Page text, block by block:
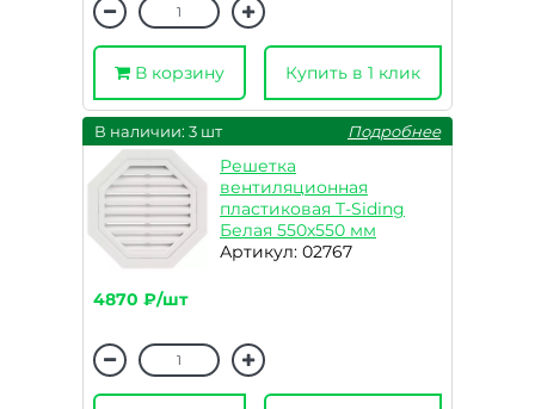
В корзину Купить в 1 клик
В наличии: 3 шт Подробнее
Решетка
вентиляционная
пластиковая T-Siding
Белая 550х550 мм
Артикул: 02767
4870 ₽/шт